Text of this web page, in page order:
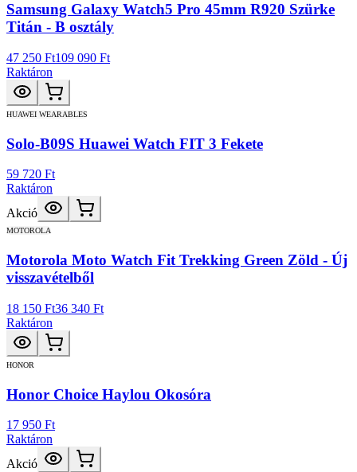
Samsung Galaxy Watch5 Pro 45mm R920 Szürke
Titán - B osztály
47 250 Ft109 090 Ft
Raktáron
HUAWEI WEARABLES
Solo-B09S Huawei Watch FIT 3 Fekete
59 720 Ft
Raktáron
Akció
MOTOROLA
Motorola Moto Watch Fit Trekking Green Zöld - Új
visszavételből
18 150 Ft36 340 Ft
Raktáron
HONOR
Honor Choice Haylou Okosóra
17 950 Ft
Raktáron
Akció